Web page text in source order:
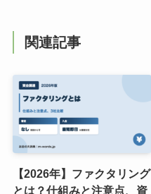
関連記事
【2026年】ファクタリング
とは？仕組みと注意点、資